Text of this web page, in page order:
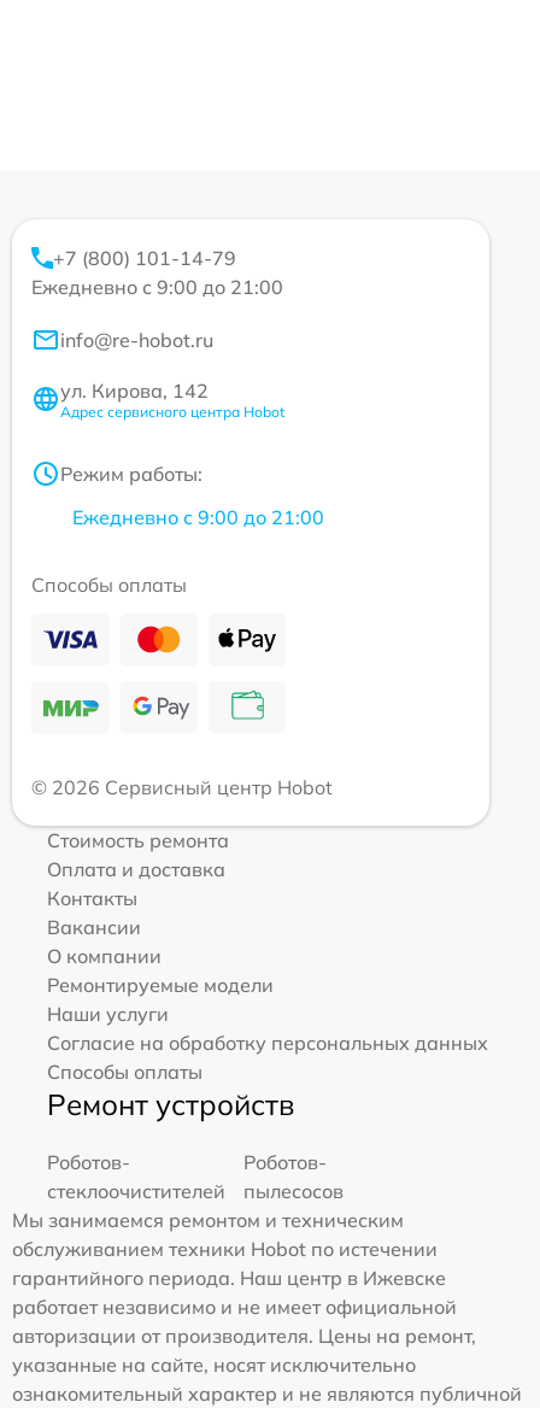
+7 (800) 101-14-79
Ежедневно с 9:00 до 21:00
info@re-hobot.ru
ул. Кирова, 142
Адрес сервисного центра Hobot
Режим работы:
Ежедневно с 9:00 до 21:00
Способы оплаты
© 2026 Сервисный центр Hobot
Стоимость ремонта
Оплата и доставка
Контакты
Вакансии
О компании
Ремонтируемые модели
Наши услуги
Согласие на обработку персональных данных
Способы оплаты
Ремонт устройств
Роботов-
стеклоочистителей
Роботов-
пылесосов
Мы занимаемся ремонтом и техническим
обслуживанием техники Hobot по истечении
гарантийного периода. Наш центр в Ижевске
работает независимо и не имеет официальной
авторизации от производителя. Цены на ремонт,
указанные на сайте, носят исключительно
ознакомительный характер и не являются публичной